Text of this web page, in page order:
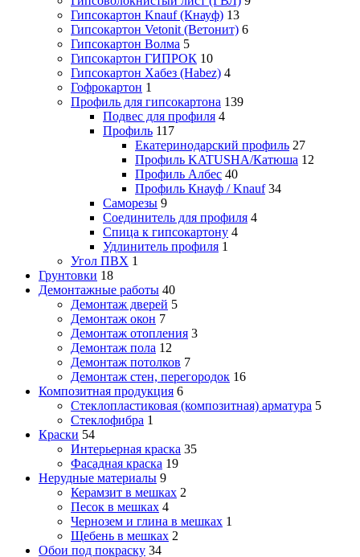
Гипсокартон Knauf (Кнауф) 13
Гипсокартон Vetonit (Ветонит) 6
Гипсокартон Волма 5
Гипсокартон ГИПРОК 10
Гипсокартон Хабез (Habez) 4
Гофрокартон 1
Профиль для гипсокартона 139
Подвес для профиля 4
Профиль 117
Екатеринодарский профиль 27
Профиль KATUSHA/Катюша 12
Профиль Албес 40
Профиль Кнауф / Knauf 34
Саморезы 9
Соединитель для профиля 4
Спица к гипсокартону 4
Удлинитель профиля 1
Угол ПВХ 1
Грунтовки 18
Демонтажные работы 40
Демонтаж дверей 5
Демонтаж окон 7
Демонтаж отопления 3
Демонтаж пола 12
Демонтаж потолков 7
Демонтаж стен, перегородок 16
Композитная продукция 6
Стеклопластиковая (композитная) арматура 5
Стеклофибра 1
Краски 54
Интерьерная краска 35
Фасадная краска 19
Нерудные материалы 9
Керамзит в мешках 2
Песок в мешках 4
Чернозем и глина в мешках 1
Щебень в мешках 2
Обои под покраску 34